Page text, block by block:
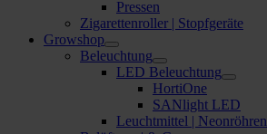
Pressen
Zigarettenroller | Stopfgeräte
Growshop
Beleuchtung
LED Beleuchtung
HortiOne
SANlight LED
Leuchtmittel | Neonröhren